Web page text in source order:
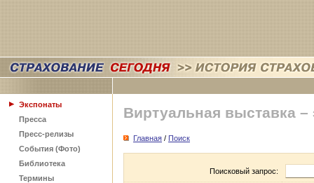
Экспонаты
Пресса
Пресс-релизы
События (Фото)
Библиотека
Термины
Виртуальная выставка –
Главная / Поиск
Поисковый запрос: